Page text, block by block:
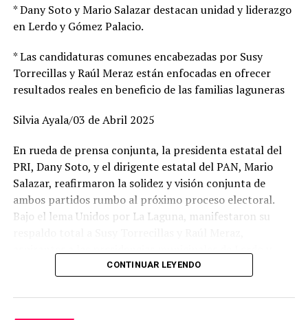
Rubén de 43 años de edad, se encontraba en un anexo de
alcohólicos anónimos, mismo que en un momento
determinado sufrió un ataque de ansiedad e intentó
autolesionarse, subiendo a la azotea de un tercer piso,
hiciera, llegando los agentes estatales, quienes subieron
hasta la parte alta del edificio y después de estar
dialogando con él lo convencieron de que desistiera de
* Dany Soto y Mario Salazar destacan unidad y liderazgo
en Lerdo y Gómez Palacio.
* Las candidaturas comunes encabezadas por Susy
Torrecillas y Raúl Meraz están enfocadas en ofrecer
resultados reales en beneficio de las familias laguneras
Silvia Ayala/03 de Abril 2025
En rueda de prensa conjunta, la presidenta estatal del
PRI, Dany Soto, y el dirigente estatal del PAN, Mario
Salazar, reafirmaron la solidez y visión conjunta de
ambos partidos rumbo al próximo proceso electoral.
Bajo el lema Unidos por La Laguna, manifestaron su
aspirantes a las presidencias municipales de Lerdo y
Gómez Palacio, respectivamente, a quienes describieron
arraigo en sus comunidades.
CONTINUAR LEYENDO